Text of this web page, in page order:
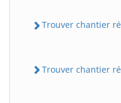
Trouver chantier
Trouver chantier